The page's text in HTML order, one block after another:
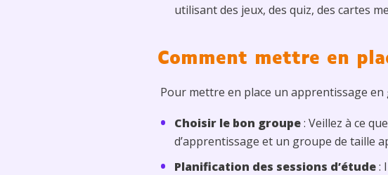
utilisant des jeux, des quiz, des cartes
Comment mettre en
Pour mettre en place un apprentissage en
Choisir le bon groupe: Veillez à ce
d’apprentissage et un groupe de taille
Planification des sessions d’étude: